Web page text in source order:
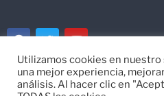
© Ayuntamiento de Campos del
Utilizamos cookies en
una mejor experiencia,
análisis. Al hacer clic en